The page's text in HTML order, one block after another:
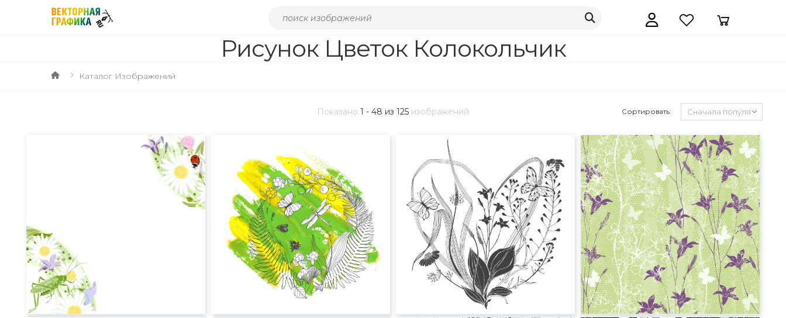
Рисунок Цветок Колокольчик
Каталог Изображений
Показано 1 - 48 из 125 изображений Сортировать: